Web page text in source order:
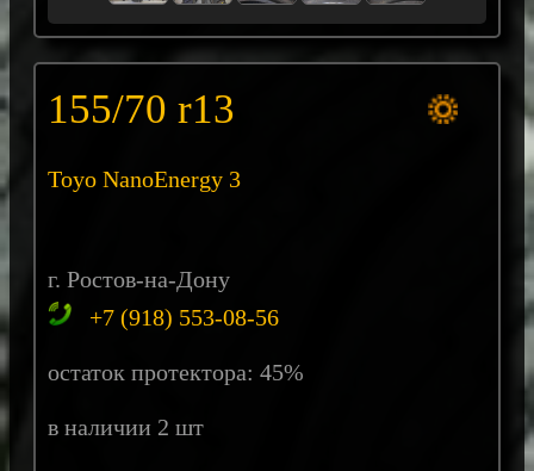
155/70 r13
Toyo NanoEnergy 3
г. Ростов-на-Дону
+7 (918) 553-08-56
остаток протектора: 45%
в наличии 2 шт